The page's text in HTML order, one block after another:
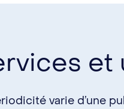
et
varie d’une